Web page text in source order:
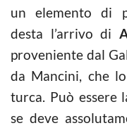
un elemento di
desta l’arrivo di
proveniente dal
da Mancini, che
turca. Può essere
se deve